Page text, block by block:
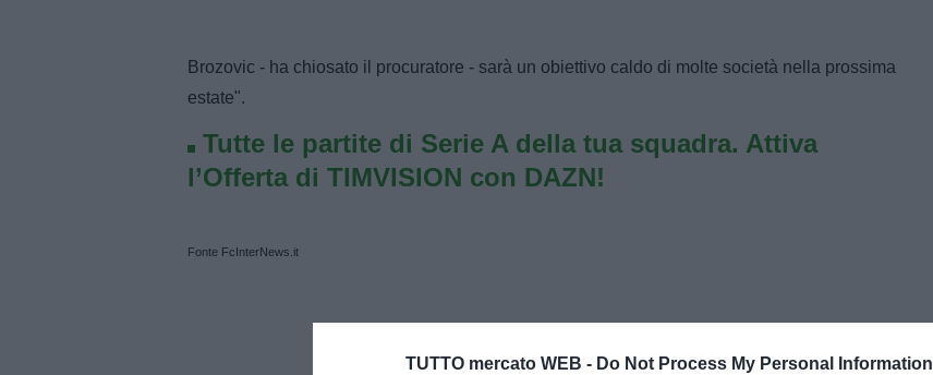
TUTTO mercato WEB - Do Not Process My Personal Information
Brozovic - ha chiosato il procuratore - sarà un obiettivo caldo di molte società nella prossima
estate".
Tutte le partite di Serie A della tua squadra. Attiva
l’Offerta di TIMVISION con DAZN!
Fonte FcInterNews.it